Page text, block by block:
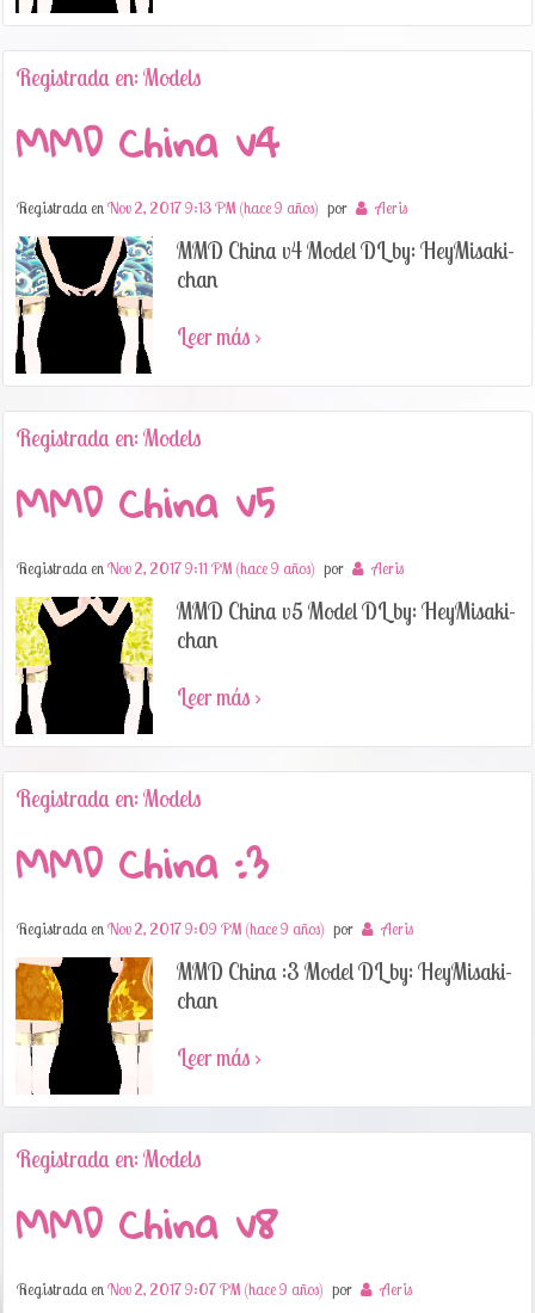
Registrada en: Models
MMD China v4
Registrada enNov 2, 2017 9:13 PM (hace 9 años) por Aeris
MMD China v4 Model DL by: HeyMisaki-
chan
Leer más ›
Registrada en: Models
MMD China v5
Registrada enNov 2, 2017 9:11 PM (hace 9 años) por Aeris
MMD China v5 Model DL by: HeyMisaki-
chan
Leer más ›
Registrada en: Models
MMD China :3
Registrada enNov 2, 2017 9:09 PM (hace 9 años) por Aeris
MMD China :3 Model DL by: HeyMisaki-
chan
Leer más ›
Registrada en: Models
MMD China v8
Registrada enNov 2, 2017 9:07 PM (hace 9 años) por Aeris